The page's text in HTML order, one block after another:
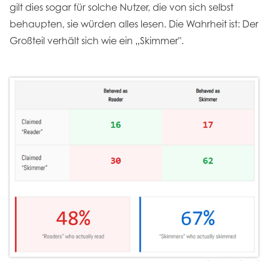
gilt dies sogar für solche Nutzer, die von sich selbst
behaupten, sie würden alles lesen. Die Wahrheit ist: Der
Großteil verhält sich wie ein „Skimmer".